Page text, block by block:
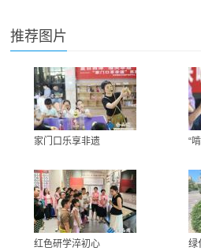
推荐图片
家门口乐享非遗 “
红色研学淬初心
绿